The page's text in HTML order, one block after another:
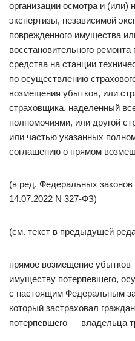
организации осмотра и (или)
экспертизы, независимой
поврежденного имущества
восстановительного
средства на станции
по осуществлению
возмещения убытков, или
страховщика, наделенный
полномочиями, или другой
или частью указанных
соглашению о прямом
(в ред. Федеральных
14.07.2022 N 327-ФЗ)
(см. текст в предыдущей
прямое возмещение
имуществу потерпевшего,
с настоящим Федеральным
который застраховал
потерпевшего — владельца